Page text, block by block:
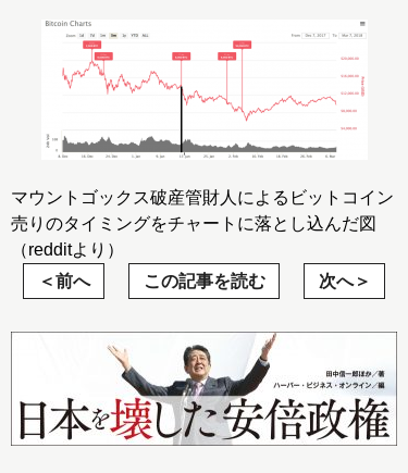
マウントゴックス破産管財人によるビットコイン
売りのタイミングをチャートに落とし込んだ図
（redditより）
前へ
この記事を読む 次へ